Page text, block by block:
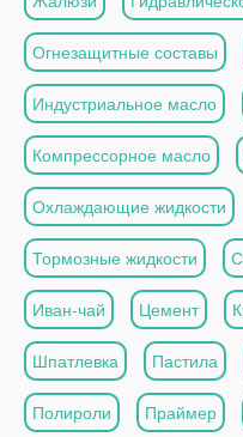
Огнезащитные составы
Индустриальное масло
Компрессорное масло
Охлаждающие жидкости
Тормозные жидкости
Иван-чай Цемент
Шпатлевка Пастила
Полироли Праймер